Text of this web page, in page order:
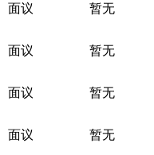
面议 暂无
面议 暂无
面议 暂无
面议 暂无